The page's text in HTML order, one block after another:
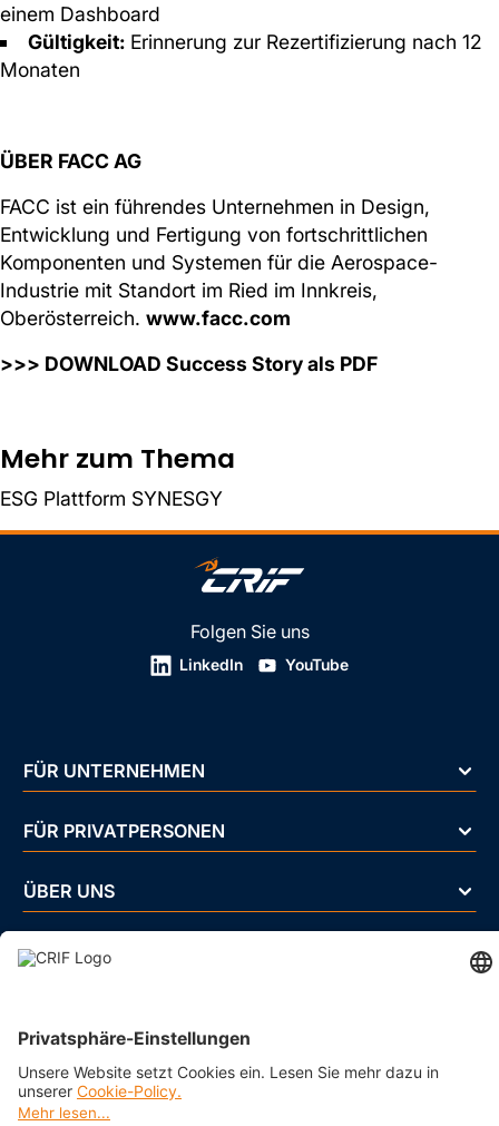
einem Dashboard
Gültigkeit: Erinnerung zur Rezertifizierung nach 12
Monaten
ÜBER FACC AG
FACC ist ein führendes Unternehmen in Design,
Entwicklung und Fertigung von fortschrittlichen
Komponenten und Systemen für die Aerospace-
Industrie mit Standort im Ried im Innkreis,
Oberösterreich. www.facc.com
>>> DOWNLOAD Success Story als PDF
Mehr zum Thema
ESG Plattform SYNESGY
Folgen Sie uns
LinkedIn YouTube
FÜR UNTERNEHMEN
FÜR PRIVATPERSONEN
ÜBER UNS
BRANCHEN
Datenschutz
Cookie Policy
Business Ethics Policy
AGB